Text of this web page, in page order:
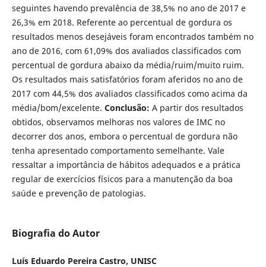
seguintes havendo prevalência de 38,5% no ano de 2017 e
26,3% em 2018. Referente ao percentual de gordura os
resultados menos desejáveis foram encontrados também no
ano de 2016, com 61,09% dos avaliados classificados com
percentual de gordura abaixo da média/ruim/muito ruim.
Os resultados mais satisfatórios foram aferidos no ano de
2017 com 44,5% dos avaliados classificados como acima da
média/bom/excelente. Conclusão: A partir dos resultados
obtidos, observamos melhoras nos valores de IMC no
decorrer dos anos, embora o percentual de gordura não
tenha apresentado comportamento semelhante. Vale
ressaltar a importância de hábitos adequados e a prática
regular de exercícios físicos para a manutenção da boa
saúde e prevenção de patologias.
Biografia do Autor
Luís Eduardo Pereira Castro, UNISC